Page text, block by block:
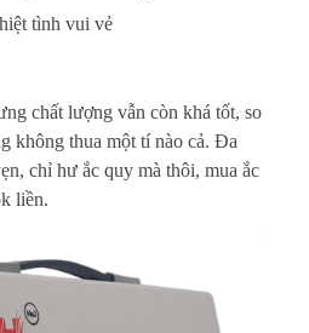
tình vui vẻ
chất lượng vẫn còn khá tốt, so
không thua một tí nào cả. Đa
chỉ hư ắc quy mà thôi, mua ắc
liền.